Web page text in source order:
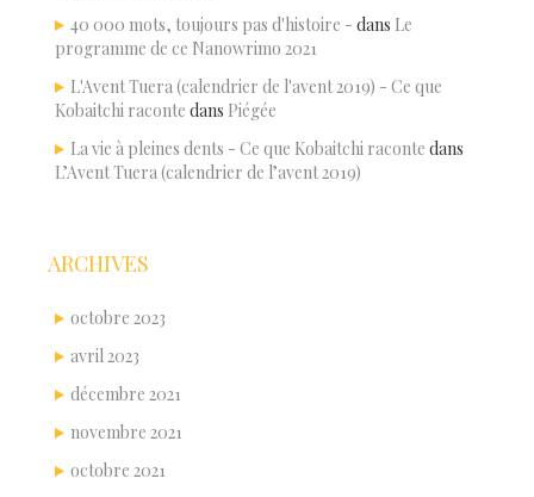
40 000 mots, toujours pas d'histoire - dans Le
programme de ce Nanowrimo 2021
L'Avent Tuera (calendrier de l'avent 2019) - Ce que
Kobaitchi raconte dans Piégée
La vie à pleines dents - Ce que Kobaitchi raconte dans
L’Avent Tuera (calendrier de l’avent 2019)
ARCHIVES
octobre 2023
avril 2023
décembre 2021
novembre 2021
octobre 2021